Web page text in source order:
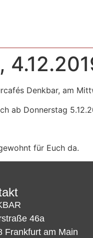
Denkbar, am
ab Donnerstag
für Euch da.
46a
Frankfurt am Main